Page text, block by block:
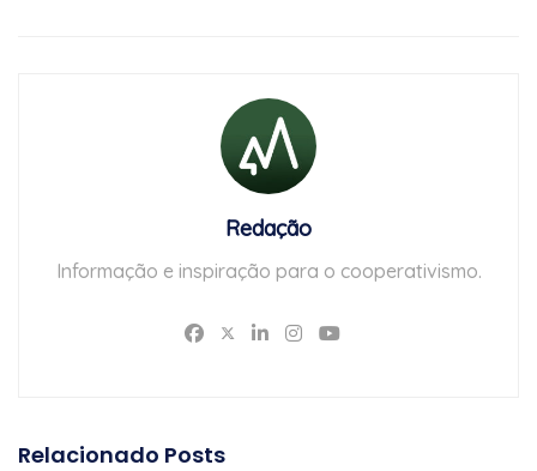
Redação
Informação e inspiração para o cooperativismo.
Relacionado Posts